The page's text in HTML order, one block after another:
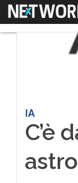
Menu
IA
C’è